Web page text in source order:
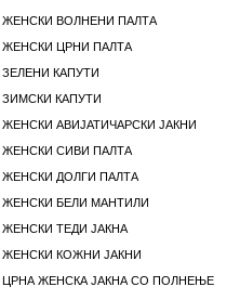
ЖЕНСКИ ВОЛНЕНИ ПАЛТА
ЖЕНСКИ ЦРНИ ПАЛТА
ЗЕЛЕНИ КАПУТИ
ЗИМСКИ КАПУТИ
ЖЕНСКИ АВИЈАТИЧАРСКИ ЈАКНИ
ЖЕНСКИ СИВИ ПАЛТА
ЖЕНСКИ ДОЛГИ ПАЛТА
ЖЕНСКИ БЕЛИ МАНТИЛИ
ЖЕНСКИ ТЕДИ ЈАКНА
ЖЕНСКИ КОЖНИ ЈАКНИ
ЦРНА ЖЕНСКА ЈАКНА СО ПОЛНЕЊЕ